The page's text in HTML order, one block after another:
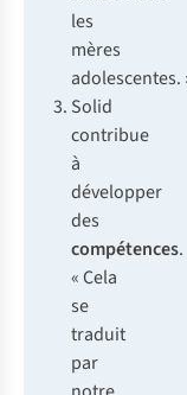
les
mères
adolescentes.
Solid
contribue
à
développer
des
compétences.
« Cela
se
traduit
par